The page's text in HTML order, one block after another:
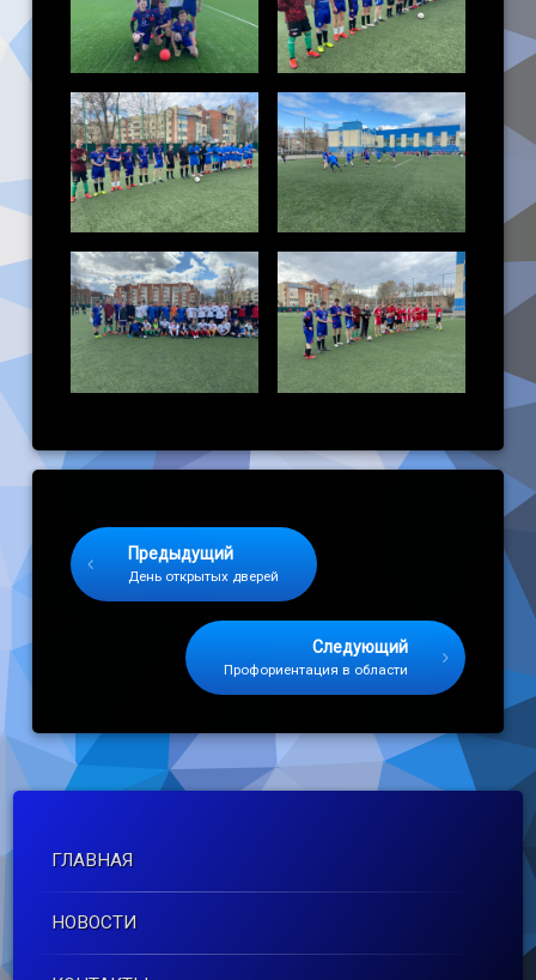
Предыдущий
День открытых дверей
Следующий
Профориентация в области
ГЛАВНАЯ
НОВОСТИ